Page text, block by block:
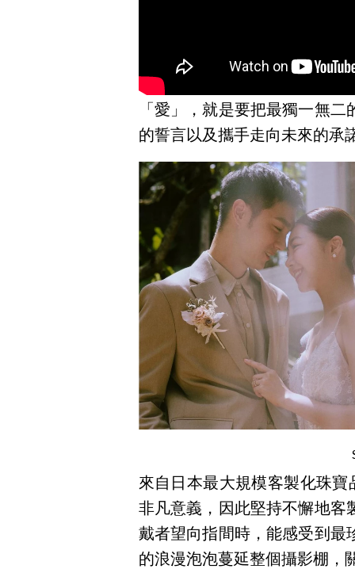
「愛」，就是要把最獨一無
的誓言以及攜手走向未來的承
來自日本最大規模客製化珠寶
非凡意義，因此堅持不懈地客
戴者望向指間時，能感受到最
的浪漫泡泡蔓延整個攝影棚，